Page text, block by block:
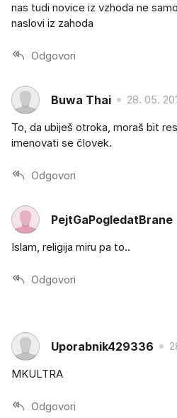
nas tudi novice iz vzhoda ne
naslovi iz zahoda
Odgovori
Buwa Thai 28. 05.
To, da ubiješ otroka, moraš bit
imenovati se človek.
Odgovori
PejtGaPogledatBrane
Islam, religija miru pa to..
Odgovori
Uporabnik429336
MKULTRA
Odgovori